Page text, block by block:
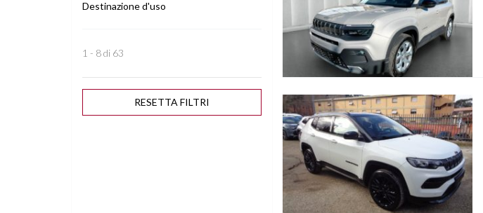
Destinazione d'uso
1 - 8 di 63
RESETTA FILTRI Vedi dettagli